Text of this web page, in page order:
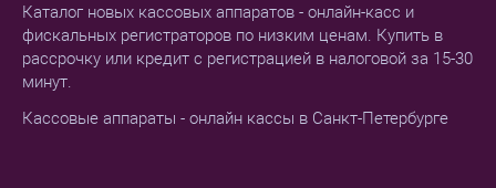
Каталог новых кассовых аппаратов - онлайн-касс и
фискальных регистраторов по низким ценам. Купить в
рассрочку или кредит с регистрацией в налоговой за 15-30
минут.
Кассовые аппараты - онлайн кассы в Санкт-Петербурге